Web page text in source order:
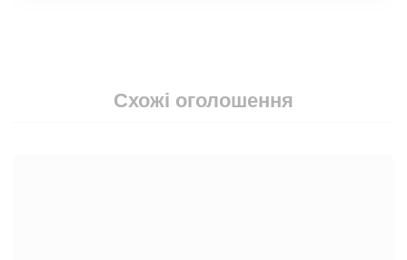
Схожі оголошення